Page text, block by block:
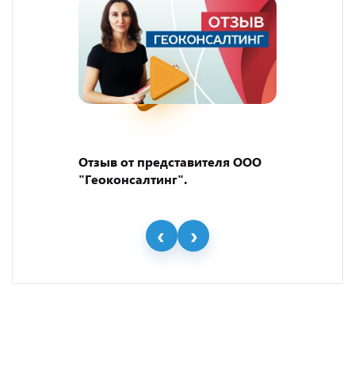
Отзыв от представителя ООО
"Геоконсалтинг".